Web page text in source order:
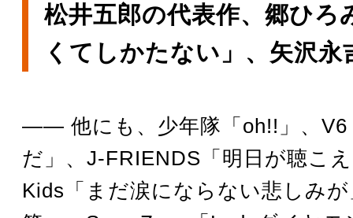
松井五郎の代表作、郷ひろ
くてしかたない」、矢沢永
―― 他にも、少年隊「oh!!」、V6
だ」、J-FRIENDS「明日が聴こ
Kids「まだ涙にならない悲しみ